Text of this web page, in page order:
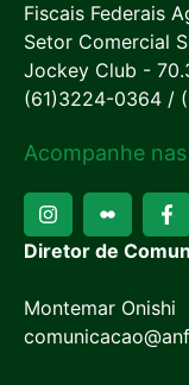
Fiscais Federais
Setor Comercial
Jockey Club -
(61)3224-0364 /
Acompanhe
Diretor de
Montemar Onishi